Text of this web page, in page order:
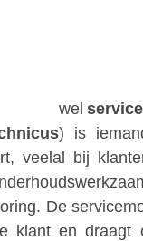
wel
) is
veelal bij
De
klant en draagt